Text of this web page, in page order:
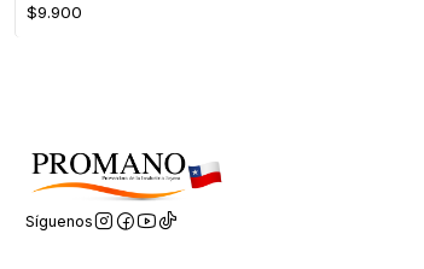
$9.900
Síguenos